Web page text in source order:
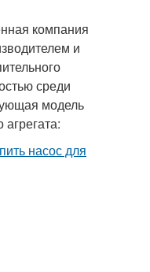
компания
и
среди
модель